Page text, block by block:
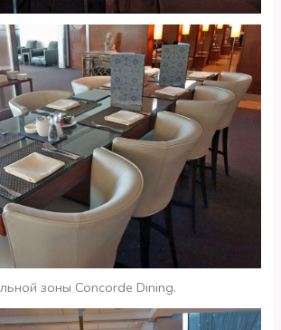
зоны Concorde Dining.